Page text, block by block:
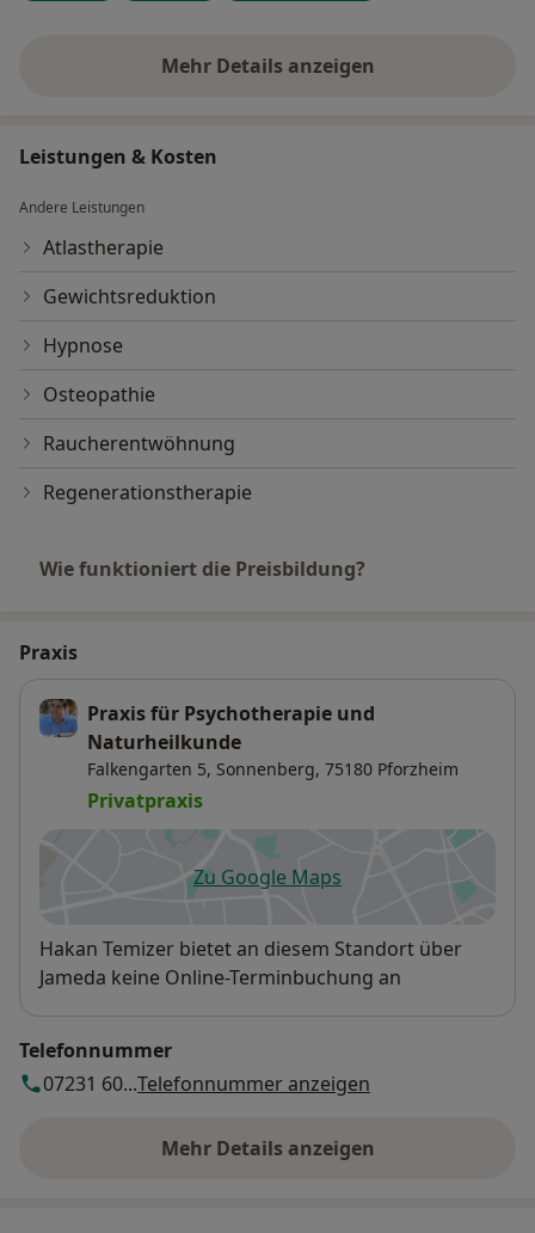
Mehr Details anzeigen
über Erfahrungen
Leistungen & Kosten
Andere Leistungen
Atlastherapie
Gewichtsreduktion
Hypnose
Osteopathie
Raucherentwöhnung
Regenerationstherapie
Wie funktioniert die Preisbildung?
Praxis
Praxis für Psychotherapie und
Naturheilkunde
Falkengarten 5, Sonnenberg, 75180 Pforzheim
Privatpraxis
Zu Google Mapsöffnet in einer neuen
Verfügbarkeit
Hakan Temizer bietet an diesem Standort über
Jameda keine Online-Terminbuchung an
Telefonnummer
07231 60...Telefonnummer anzeigen
Mehr Details anzeigen
über die Adresse